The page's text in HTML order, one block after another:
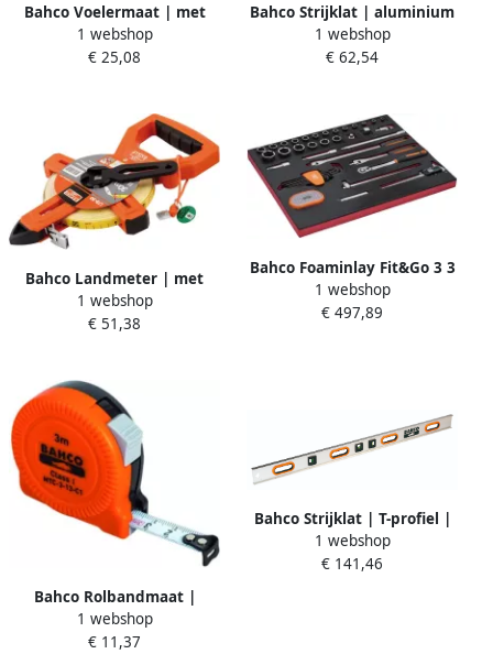
Bahco Voelermaat | met
veiligheidsring | 0.03-1.00
mm | 26 bladen | 100 mm
1 webshop
€ 25,08
Bahco Strijklat | aluminium
| recht | 1800 mm 486-1800
1 webshop
€ 62,54
Bahco Landmeter | met
Dyneema koord | nylon
gecoate band | open
30 m TAHLTS-30
1 webshop
€ 51,38
Bahco Foaminlay Fit&Go 3 3
met doppen en toebehoren
1 2" | schuifmaat en bits 71-
1 webshop
€ 497,89
Bahco Rolbandmaat |
kunststof casette | compact
| klasse-I | metrisch |
1 webshop
€ 11,37
Bahco Strijklat | T-profiel |
1500 mm 496-1500
1 webshop
€ 141,46